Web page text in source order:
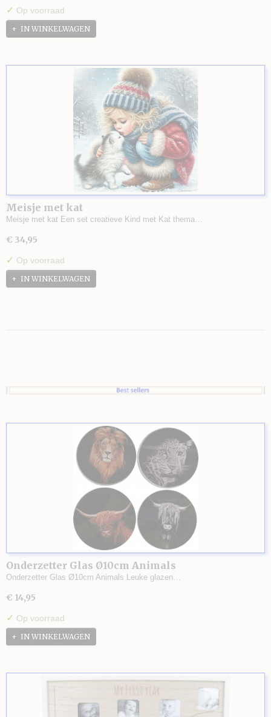
✓ Op voorraad
IN WINKELWAGEN
Meisje met kat
Meisje met kat Een set creatieve Kind met Kat thema…
€ 34,95
✓ Op voorraad
IN WINKELWAGEN
Onderzetter Glas Ø10cm Animals
Onderzetter Glas Ø10cm Animals Leuke glazen…
€ 14,95
✓ Op voorraad
IN WINKELWAGEN